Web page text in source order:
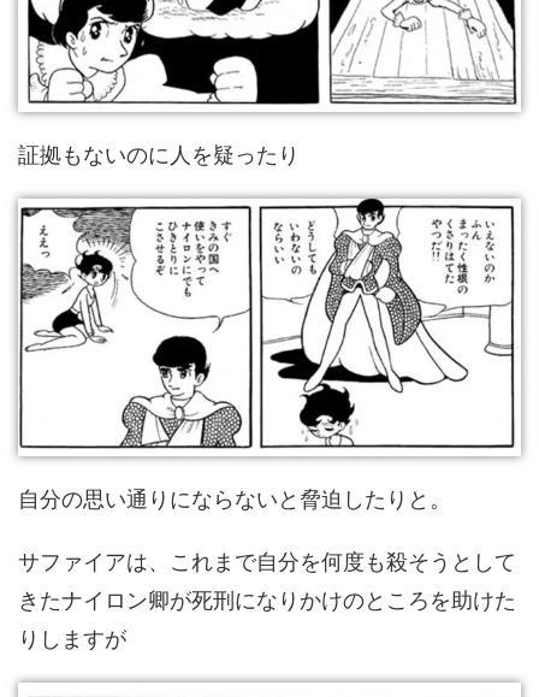
証拠もないのに人を疑ったり
自分の思い通りにならないと脅迫したりと。
サファイアは、これまで自分を何度も殺そうとして
きたナイロン卿が死刑になりかけのところを助けた
りしますが